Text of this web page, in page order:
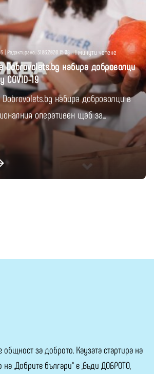
| Редактирано: 31.03.2020 15:08 1 минути четене
Dobrovolets.bg набира доброволци
19
набира доброволци в
оперативен щаб за...
общност за доброто. Каузата стартира на
„Добрите българи“ е „Бъди ДОБРОТО,